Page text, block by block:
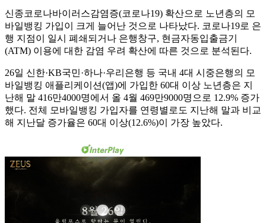
신종코로나바이러스감염증(코로나19) 확산으로 노년층의 모
바일뱅킹 가입이 크게 늘어난 것으로 나타났다. 코로나19로 은
행 지점이 일시 폐쇄되거나 은행창구, 현금자동입출금기
(ATM) 이용에 대한 감염 우려 확산에 따른 것으로 분석된다.
26일 신한·KB국민·하나·우리은행 등 국내 4대 시중은행의 모
바일뱅킹 애플리케이션(앱)에 가입한 60대 이상 노년층은 지
난해 말 416만4000명에서 올 4월 469만9000명으로 12.9% 증가
했다. 전체 모바일뱅킹 가입자를 연령별로도 지난해 말과 비교
해 지난달 증가율은 60대 이상(12.6%)이 가장 높았다.